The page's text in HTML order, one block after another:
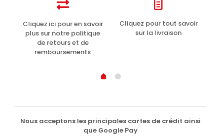
Cliquez ici pour en savoir
plus sur notre politique
de retours et de
remboursements
Cliquez pour tout savoir
sur la livraison
Nous acceptons les principales cartes de crédit ainsi
que Google Pay